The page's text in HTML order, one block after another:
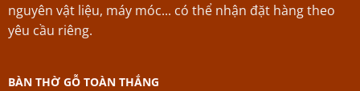
nguyên vật liệu, máy móc... có thể nhận đặt hàng theo
yêu cầu riêng.
BÀN THỜ GỖ TOÀN THẮNG